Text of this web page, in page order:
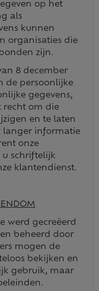
op het
als
kunnen
organisaties die
zijn.
8 december
de persoonlijke
gegevens,
recht om die
en te laten
langer informatie
onze
u schriftelijk
klantendienst.
werd gecreëerd
beheerd door
mogen de
bekijken en
gebruik, maar